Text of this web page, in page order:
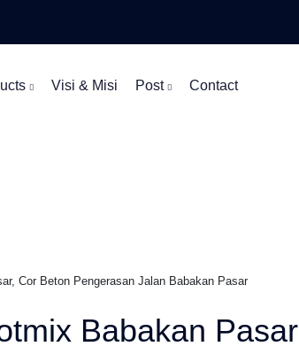
Visi & Misi Post Contact
Cor Beton Pengerasan Jalan Babakan Pasar
Babakan Pasar